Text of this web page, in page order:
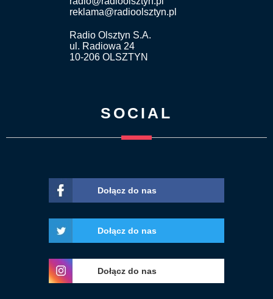
reklama@radioolsztyn.pl
Radio Olsztyn S.A.
ul. Radiowa 24
10-206 OLSZTYN
SOCIAL
Dołącz do nas
Dołącz do nas
Dołącz do nas